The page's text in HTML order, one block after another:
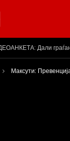
на „Слободен
Максути: